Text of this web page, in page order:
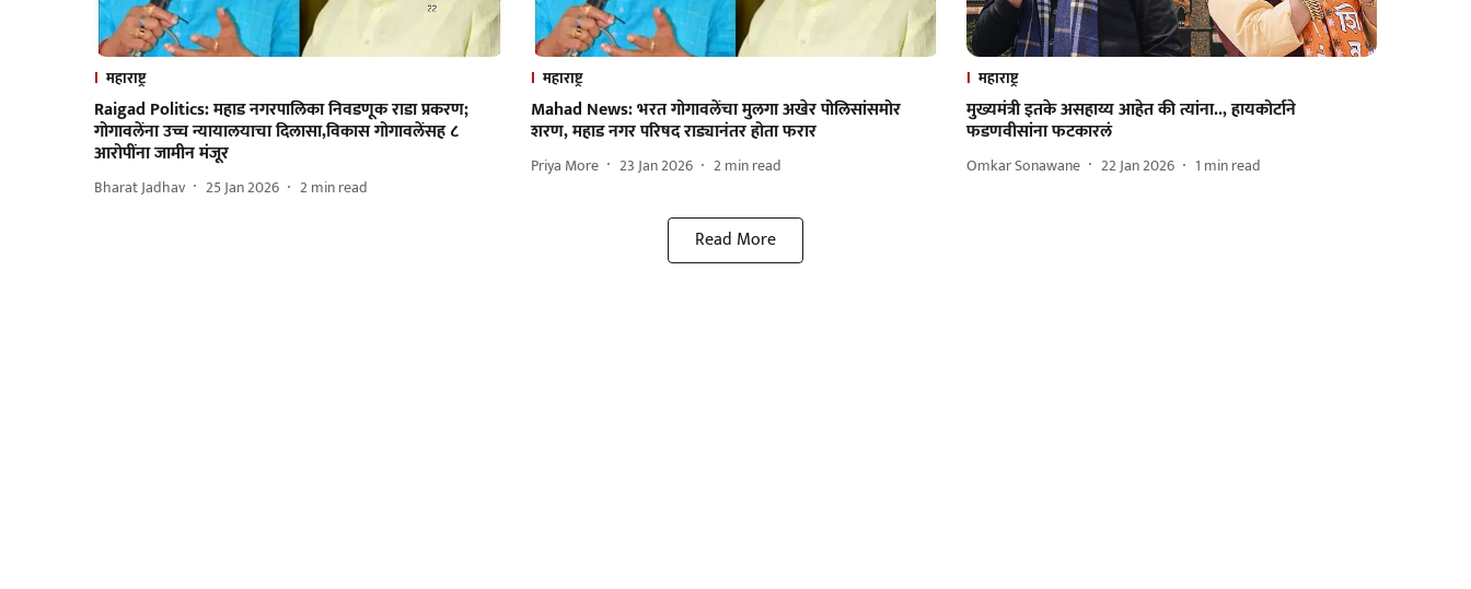
महाराष्ट्र
Raigad Politics: महाड नगरपालिका निवडणूक राडा प्रकरण;
गोगावलेंना उच्च न्यायालयाचा दिलासा,विकास गोगावलेंसह ८
आरोपींना जामीन मंजूर
Bharat Jadhav 25 Jan 2026 2min read
महाराष्ट्र
Mahad News: भरत गोगावलेंचा मुलगा अखेर पोलिसांसमोर
शरण, महाड नगर परिषद राड्यानंतर होता फरार
Priya More 23 Jan 2026 2min read
महाराष्ट्र
मुख्यमंत्री इतके असहाय्य आहेत की त्यांना.., हायकोर्टाने
फडणवीसांना फटकारलं
Omkar Sonawane 22 Jan 2026 1 min read
Read More